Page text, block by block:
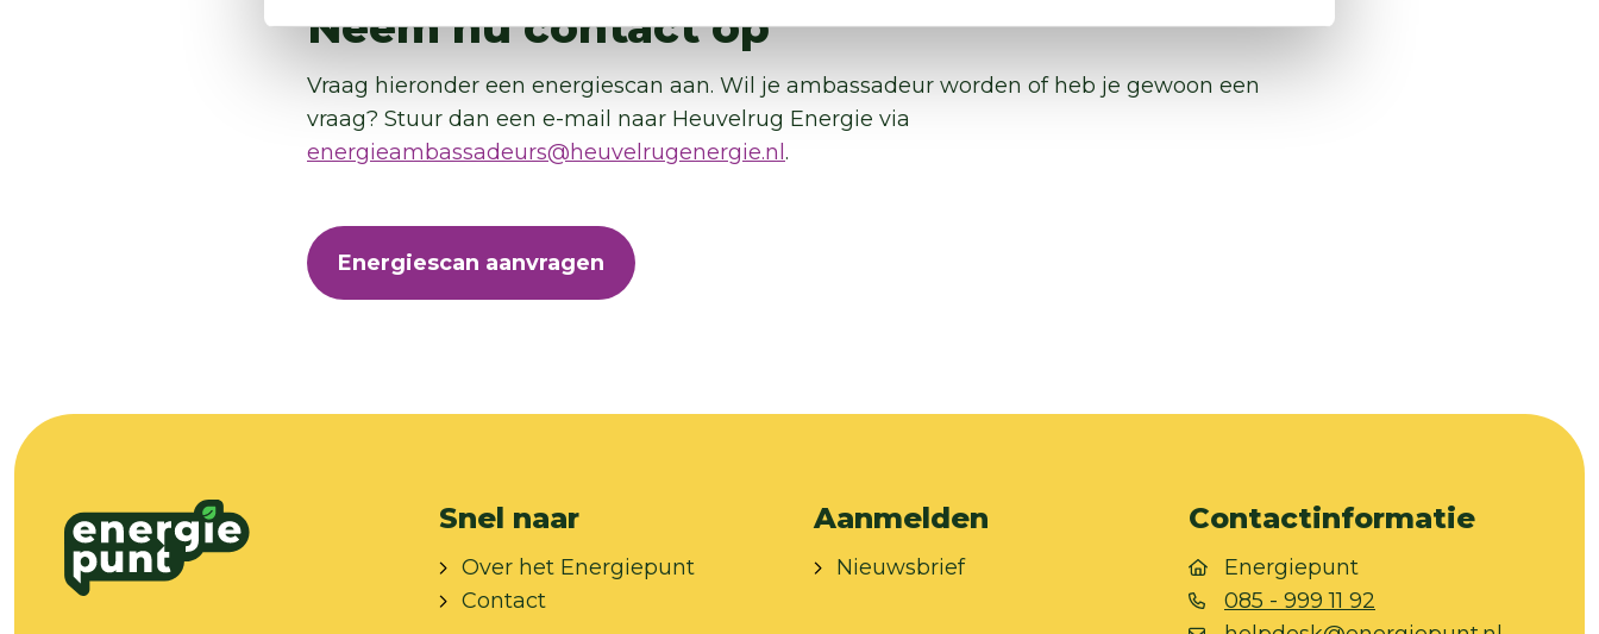
Neem nu contact op
Vraag hieronder een energiescan aan. Wil je ambassadeur worden of heb je gewoon een
vraag? Stuur dan een e-mail naar Heuvelrug Energie via
energieambassadeurs@heuvelrugenergie.nl .
Energiescan aanvragen
Snel naar
Over het Energiepunt
Contact
Aanmelden
Nieuwsbrief
Contactinformatie
Energiepunt
085 - 999 11 92